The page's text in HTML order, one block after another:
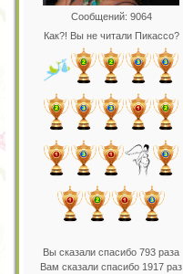
Сообщений: 9064
Как?! Вы не читали Пикассо?
Вы сказали спасибо 793 раза
Вам сказали спасибо 1917 раз